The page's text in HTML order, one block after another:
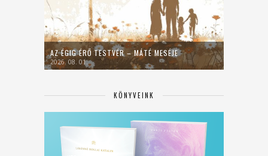
AZ ÉGIG ÉRŐ TESTVÉR – MÁTÉ MESÉJE
2026. 08. 01.
KÖNYVEINK